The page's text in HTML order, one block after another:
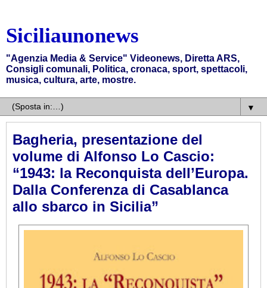
Siciliaunonews
"Agenzia Media & Service" Videonews, Diretta ARS,
Consigli comunali, Politica, cronaca, sport, spettacoli,
musica, cultura, arte, mostre.
▼
Bagheria, presentazione del
volume di Alfonso Lo Cascio:
“1943: la Reconquista dell’Europa.
Dalla Conferenza di Casablanca
allo sbarco in Sicilia”